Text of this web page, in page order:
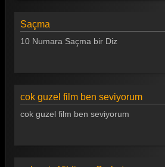
Saçma
10 Numara Saçma bir Diz
cok guzel film ben seviyorum
cok guzel film ben seviyorum